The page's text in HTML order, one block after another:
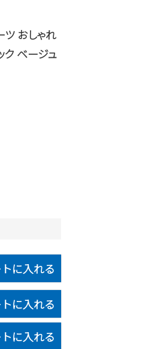
ツ おしゃれ
ク ベージュ
に入れる
に入れる
に入れる